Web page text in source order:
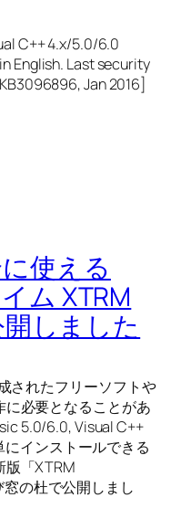
C++ 4.x/5.0/6.0
English. Last security
Jan 2016]
使える
ム XTRM
しました
されたフリーソフトや
必要となることがあ
5.0/6.0, Visual C++
インストールできる
版「XTRM
の杜で公開しまし